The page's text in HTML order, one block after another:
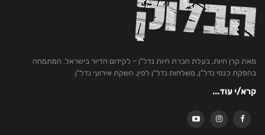
מאת קרן חיות, בעלת חברת חיות נדל"ן – לקידום הדיור בישראל. המתמחה
בהפקת כנסי נדל"ן, משלחות נדל"ן לסין, השקת אירועי נדל"ן.
קרא/י עוד...